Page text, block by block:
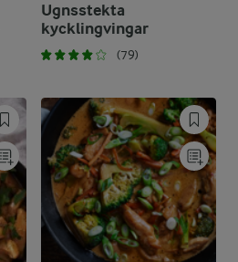
Ugnsstekta
kycklingvingar
(79)